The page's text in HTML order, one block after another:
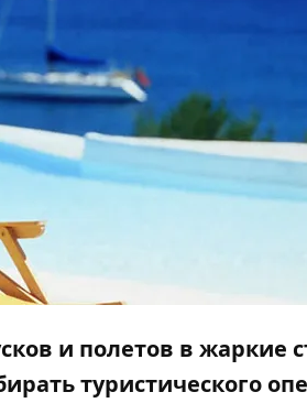
и полетов в жаркие
туристического